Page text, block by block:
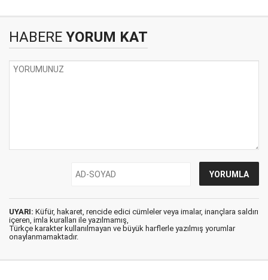
HABERE YORUM KAT
UYARI: Küfür, hakaret, rencide edici cümleler veya imalar, inançlara saldırı
içeren, imla kuralları ile yazılmamış,
Türkçe karakter kullanılmayan ve büyük harflerle yazılmış yorumlar
onaylanmamaktadır.